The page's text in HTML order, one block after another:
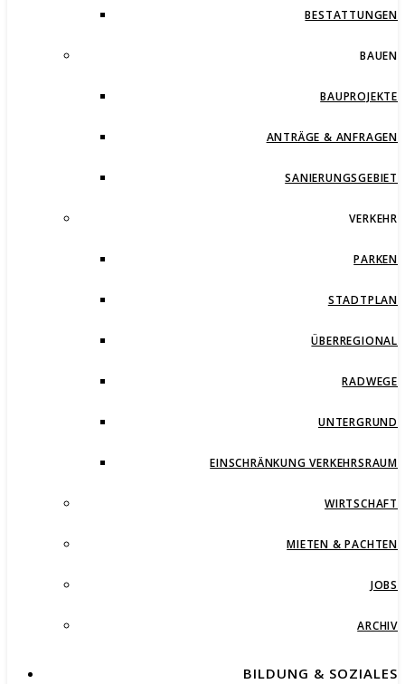
BESTATTUNGEN
BAUEN
BAUPROJEKTE
ANTRÄGE & ANFRAGEN
SANIERUNGSGEBIET
VERKEHR
PARKEN
STADTPLAN
ÜBERREGIONAL
RADWEGE
UNTERGRUND
EINSCHRÄNKUNG VERKEHRSRAUM
WIRTSCHAFT
MIETEN & PACHTEN
JOBS
ARCHIV
BILDUNG & SOZIALES